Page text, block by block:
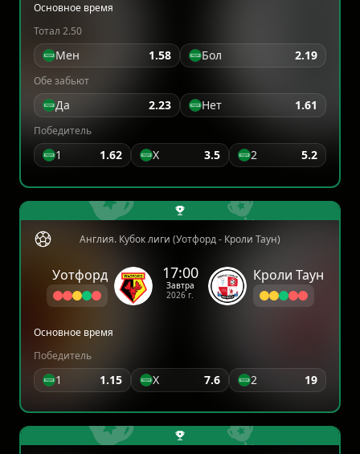
Основное время
Тотал 2.50
Мен 1.58 Бол 2.19
Обе забьют
Да 2.23 Нет 1.61
Победитель
1 1.62 X 3.5 2 5.2
Англия. Кубок лиги (Уотфорд - Кроли Таун)
Уотфорд 17:00
Завтра
2026 г.
Кроли Таун
Основное время
Победитель
1 1.15 X 7.6 2 19